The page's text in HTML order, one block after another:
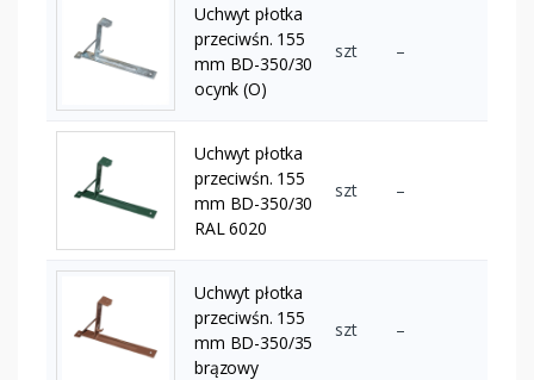
Uchwyt płotka
przeciwśn. 155
mm BD-350/30
ocynk (O)
szt –
Uchwyt płotka
przeciwśn. 155
mm BD-350/30
RAL 6020
szt –
Uchwyt płotka
przeciwśn. 155
mm BD-350/35
brązowy
szt –